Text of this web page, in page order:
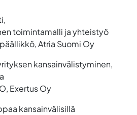
toimintamalli ja yhteistyö
Atria Suomi Oy
kansainvälistyminen,
Exertus Oy
kansainvälisillä